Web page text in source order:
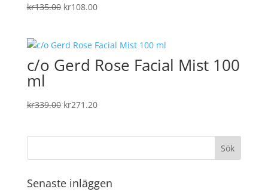
kr135.00 Det
var:
kr135.00.
kr108.00Det
är:
kr108.00.
c/o Gerd Rose Facial Mist 100
ml
kr339.00 Det
kr339.00.
kr271.20Det
kr271.20.
Senaste inläggen